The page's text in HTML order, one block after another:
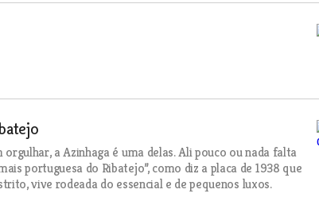
a Azinhaga é uma delas. Ali pouco ou nada falta
portuguesa do Ribatejo”, como diz a placa de 1938 que
vive rodeada do essencial e de pequenos luxos.